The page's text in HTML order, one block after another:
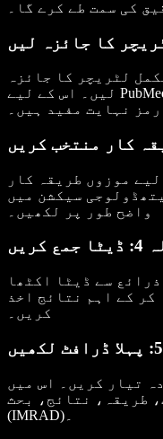
کی سمت طے کرے گا۔
لٹریچر کا جائزہ
لیں۔ اس کے لیے PubMed اور Google Scholar جیسے پلیٹ
نہایت مفید ہیں۔
موزوں طریقہ کار
سیکشن میں
واضح طور پر لکھیں۔
سے ڈیٹا اکٹھا
کر کے اہم نتائج اخذ
کریں۔
تیار کریں۔ اس میں
طریقہ، نتائج، بحث